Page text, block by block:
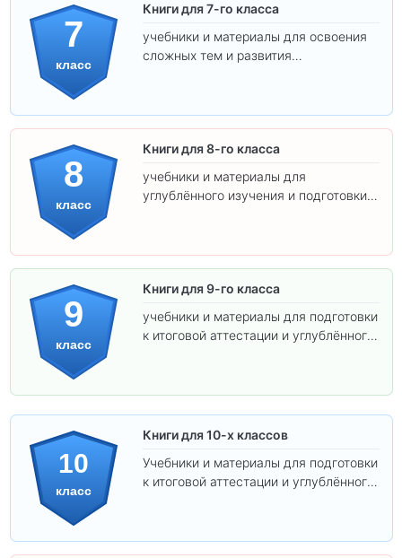
7
класс
Книги для 7-го класса
учебники и материалы для освоения
сложных тем и развития
8
класс
Книги для 8-го класса
учебники и материалы для
углублённого изучения и подготовки к
9
класс
Книги для 9-го класса
учебники и материалы для подготовки
к итоговой аттестации и углублённого
10
класс
Книги для 10-х классов
Учебники и материалы для подготовки
к итоговой аттестации и углублённого